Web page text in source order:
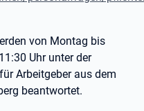
von Montag bis
Uhr unter der
für Arbeitgeber aus dem
beantwortet.